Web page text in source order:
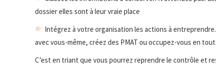
dossier elles sont à leur vraie place
Intégrez à votre organisation les actions à
avec vous-même, créez des PMAT ou occupez-vous en
C’est en triant que vous pourrez reprendre le contrôle et